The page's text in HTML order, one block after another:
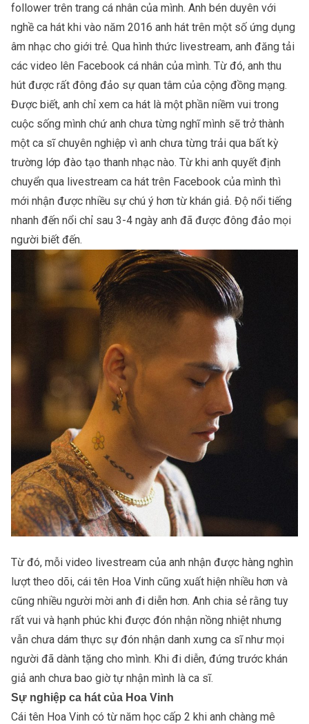
follower trên trang cá nhân của mình. Anh bén duyên với
nghề ca hát khi vào năm 2016 anh hát trên một số ứng dụng
âm nhạc cho giới trẻ. Qua hình thức livestream, anh đăng tải
các video lên Facebook cá nhân của mình. Từ đó, anh thu
hút được rất đông đảo sự quan tâm của cộng đồng mạng.
Được biết, anh chỉ xem ca hát là một phần niềm vui trong
cuộc sống mình chứ anh chưa từng nghĩ mình sẽ trở thành
một ca sĩ chuyên nghiệp vì anh chưa từng trải qua bất kỳ
trường lớp đào tạo thanh nhạc nào. Từ khi anh quyết định
chuyển qua livestream ca hát trên Facebook của mình thì
mới nhận được nhiều sự chú ý hơn từ khán giả. Độ nổi tiếng
nhanh đến nổi chỉ sau 3-4 ngày anh đã được đông đảo mọi
người biết đến.
Từ đó, mỗi video livestream của anh nhận được hàng nghìn
lượt theo dõi, cái tên Hoa Vinh cũng xuất hiện nhiều hơn và
cũng nhiều người mời anh đi diễn hơn. Anh chia sẻ rằng tuy
rất vui và hạnh phúc khi được đón nhận nồng nhiệt nhưng
vẫn chưa dám thực sự đón nhận danh xưng ca sĩ như mọi
người đã dành tặng cho mình. Khi đi diễn, đứng trước khán
giả anh chưa bao giờ tự nhận mình là ca sĩ.
Sự nghiệp ca hát của Hoa Vinh
Cái tên Hoa Vinh có từ năm học cấp 2 khi anh chàng mê